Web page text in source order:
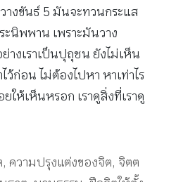
งขันธ์ 5 มันจะทวนกระแส
นิพพาน เพราะมันวาง
างเราเป็นปุถุชน ยังไม่เห็น
ว้ก่อน ไม่ต้องไปหา หาเท่าไร
ให้เห็นหรอก เราดูสิ่งที่เราดู
,ความปรุงแต่งของจิต, จิตต